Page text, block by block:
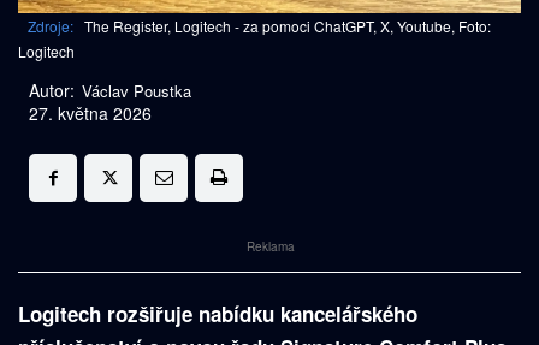
Zdroje: The Register, Logitech - za pomoci ChatGPT, X, Youtube, Foto:
Logitech
Autor: Václav Poustka
27. května 2026
Reklama
Logitech rozšiřuje nabídku kancelářského